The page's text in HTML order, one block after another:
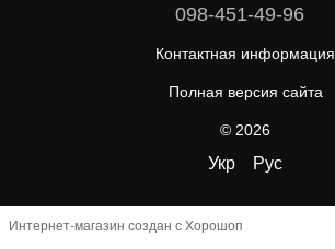
098-451-49-96
Контактная информация
Полная версия сайта
© 2026
Укр Рус
Интернет-магазин создан с Хорошоп